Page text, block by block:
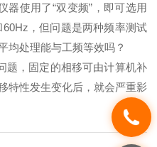
器使用了“双变频”，即可选用
，但问题是两种频率测试
均处理能与工频等效吗？
题，固定的相移可由计算机补
特性发生变化后，就会严重影